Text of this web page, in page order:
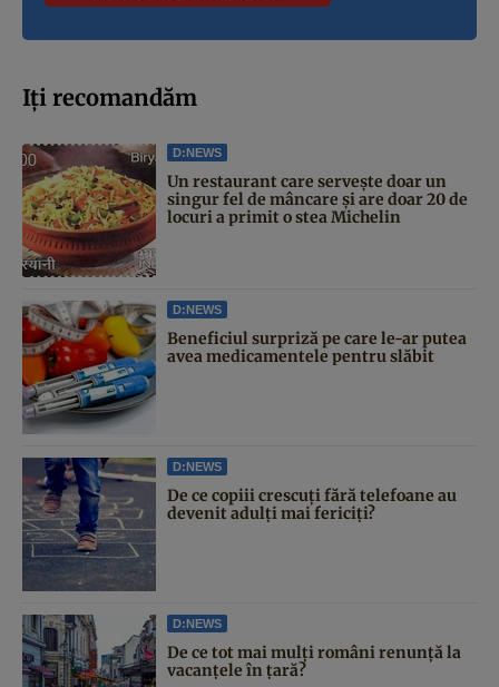
Iți recomandăm
D:NEWS
Un restaurant care servește doar un
singur fel de mâncare și are doar 20 de
locuri a primit o stea Michelin
D:NEWS
Beneficiul surpriză pe care le-ar putea
avea medicamentele pentru slăbit
D:NEWS
De ce copiii crescuți fără telefoane au
devenit adulți mai fericiți?
D:NEWS
De ce tot mai mulți români renunță la
vacanțele în țară?